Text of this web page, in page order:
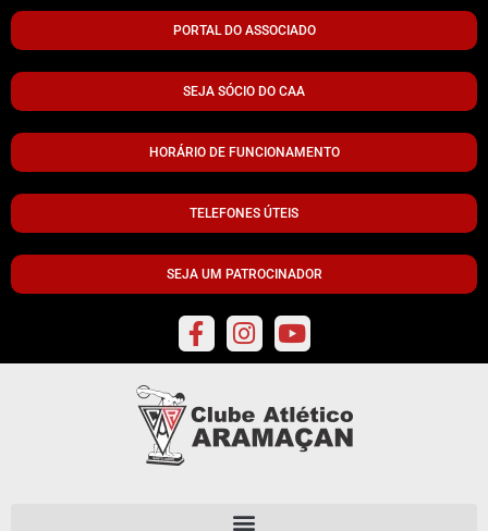
PORTAL DO ASSOCIADO
SEJA SÓCIO DO CAA
HORÁRIO DE FUNCIONAMENTO
TELEFONES ÚTEIS
SEJA UM PATROCINADOR